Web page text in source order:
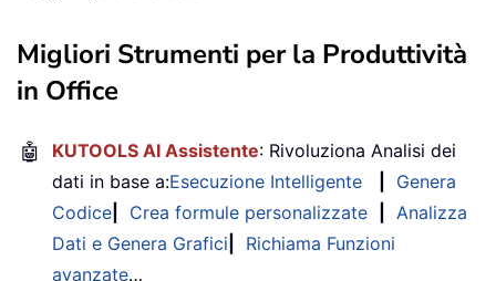
Migliori Strumenti per la Produttività
in Office
🤖 KUTOOLS AI Assistente: Rivoluziona Analisi dei
dati in base a:Esecuzione Intelligente
Genera
Codice
Crea formule personalizzate
Analizza
Dati e Genera Grafici
Richiama Funzioni
avanzate…